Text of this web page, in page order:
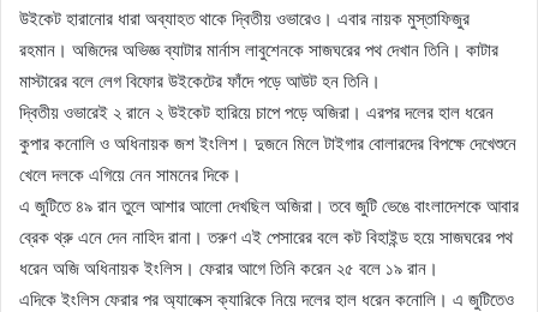
উইকেট হারানোর ধারা অব্যাহত থাকে দ্বিতীয় ওভারেও। এবার নায়ক মুস্তাফিজুর
রহমান। অজিদের অভিজ্ঞ ব্যাটার মার্নাস লাবুশেনকে সাজঘরের পথ দেখান তিনি। কাটার
মাস্টারের বলে লেগ বিফোর উইকেটের ফাঁদে পড়ে আউট হন তিনি।
দ্বিতীয় ওভারেই ২ রানে ২ উইকেট হারিয়ে চাপে পড়ে অজিরা। এরপর দলের হাল ধরেন
কুপার কনোলি ও অধিনায়ক জশ ইংলিশ। দুজনে মিলে টাইগার বোলারদের বিপক্ষে দেখেশুনে
খেলে দলকে এগিয়ে নেন সামনের দিকে।
এ জুটিতে ৪৯ রান তুলে আশার আলো দেখছিল অজিরা। তবে জুটি ভেঙে বাংলাদেশকে আবার
ব্রেক থ্রু এনে দেন নাহিদ রানা। তরুণ এই পেসারের বলে কট বিহাইন্ড হয়ে সাজঘরের পথ
ধরেন অজি অধিনায়ক ইংলিস। ফেরার আগে তিনি করেন ২৫ বলে ১৯ রান।
এদিকে ইংলিস ফেরার পর অ্যালেক্স ক্যারিকে নিয়ে দলের হাল ধরেন কনোলি। এ জুটিতেও